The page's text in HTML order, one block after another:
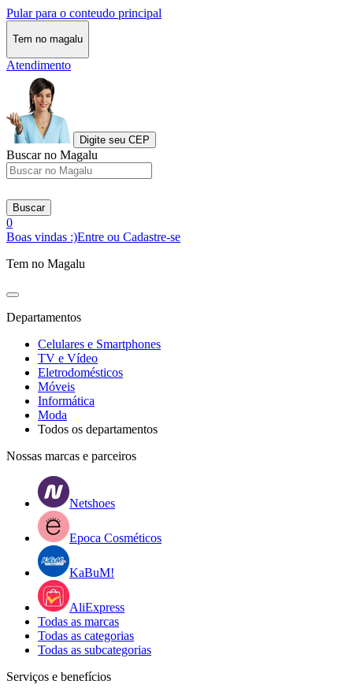
Pular para o conteudo principal
Tem no magalu
Atendimento
Digite seu CEP
Buscar no Magalu
Buscar
0
Boas vindas :)Entre ou Cadastre-se
Tem no Magalu
Departamentos
Celulares e Smartphones
TV e Vídeo
Eletrodomésticos
Móveis
Informática
Moda
Todos os departamentos
Nossas marcas e parceiros
Netshoes
Epoca Cosméticos
KaBuM!
AliExpress
Todas as marcas
Todas as categorias
Todas as subcategorias
Serviços e benefícios